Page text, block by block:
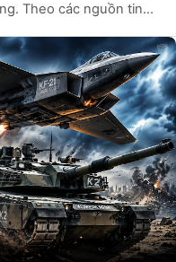
Theo các nguồn tin